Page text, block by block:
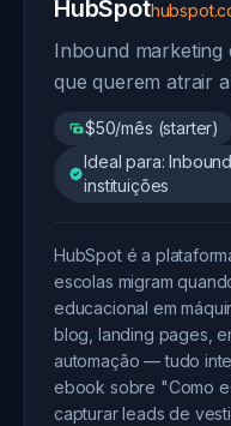
HubSpot
Inbound marketing
que querem atrair
$50/mês (starter)
Ideal para:
instituições
HubSpot é a
escolas migram
educacional em
blog, landing pages,
automação — tudo
ebook sobre "Como
capturar leads de